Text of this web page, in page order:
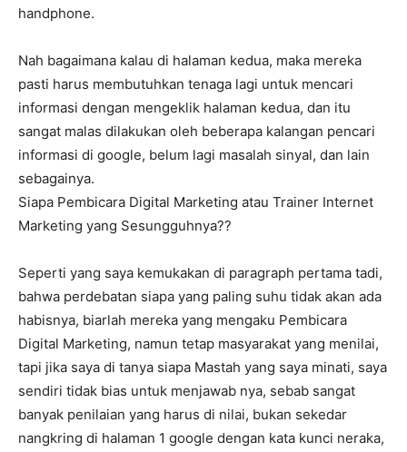
handphone.
Nah bagaimana kalau di halaman kedua, maka mereka
pasti harus membutuhkan tenaga lagi untuk mencari
informasi dengan mengeklik halaman kedua, dan itu
sangat malas dilakukan oleh beberapa kalangan pencari
informasi di google, belum lagi masalah sinyal, dan lain
sebagainya.
Siapa Pembicara Digital Marketing atau Trainer Internet
Marketing yang Sesungguhnya??
Seperti yang saya kemukakan di paragraph pertama tadi,
bahwa perdebatan siapa yang paling suhu tidak akan ada
habisnya, biarlah mereka yang mengaku Pembicara
Digital Marketing, namun tetap masyarakat yang menilai,
tapi jika saya di tanya siapa Mastah yang saya minati, saya
sendiri tidak bias untuk menjawab nya, sebab sangat
banyak penilaian yang harus di nilai, bukan sekedar
nangkring di halaman 1 google dengan kata kunci neraka,